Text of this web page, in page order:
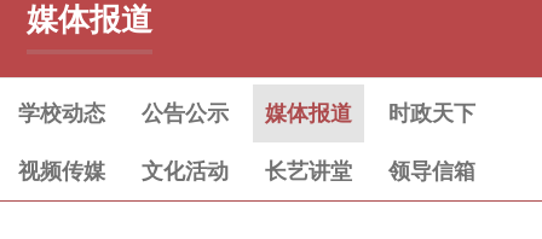
媒体报道
学校动态 公告公示 媒体报道 时政天下
视频传媒 文化活动 长艺讲堂 领导信箱